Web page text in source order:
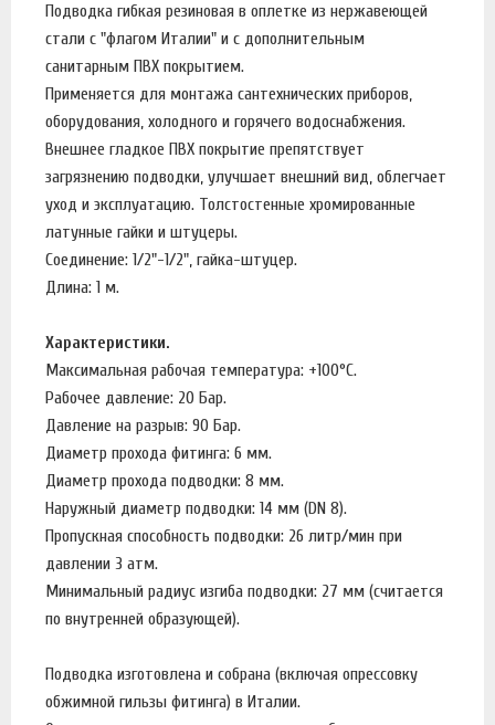
Подводка гибкая резиновая в оплетке из нержавеющей
стали с "флагом Италии" и c дополнительным
санитарным ПВХ покрытием.
Применяется для монтажа сантехнических приборов,
оборудования, холодного и горячего водоснабжения.
Внешнее гладкое ПВХ покрытие препятствует
загрязнению подводки, улучшает внешний вид, облегчает
уход и эксплуатацию. Толстостенные хромированные
латунные гайки и штуцеры.
Соединение: 1/2"-1/2", гайка-штуцер.
Длина: 1 м.
Характеристики.
Максимальная рабочая температура: +100°C.
Рабочее давление: 20 Бар.
Давление на разрыв: 90 Бар.
Диаметр прохода фитинга: 6 мм.
Диаметр прохода подводки: 8 мм.
Наружный диаметр подводки: 14 мм (DN 8).
Пропускная способность подводки: 26 литр/мин при
давлении 3 атм.
Минимальный радиус изгиба подводки: 27 мм (считается
по внутренней образующей).
Подводка изготовлена и собрана (включая опрессовку
обжимной гильзы фитинга) в Италии.